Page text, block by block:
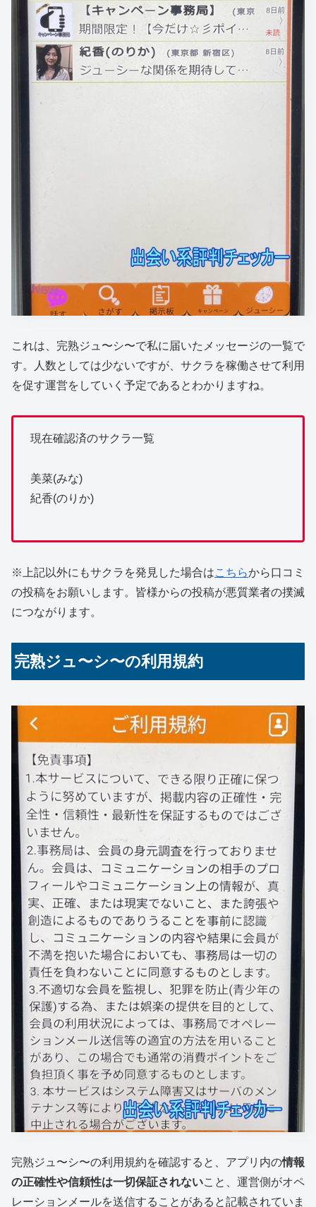
これは、完熟ジュ〜シ〜で私に届いたメッセージの一覧で
す。人数としては少ないですが、サクラを稼働させて利用
を促す運営をしていく予定であるとわかりますね。
現在確認済のサクラ一覧
美菜(みな)
紀香(のりか)
※上記以外にもサクラを発見した場合はこちらから口コミ
の投稿をお願いします。皆様からの投稿が悪質業者の撲滅
につながります。
完熟ジュ〜シ〜の利用規約
完熟ジュ〜シ〜の利用規約を確認すると、アプリ内の情報
の正確性や信頼性は一切保証されないこと、運営側がオペ
レーションメールを送信することがあると記載されていま